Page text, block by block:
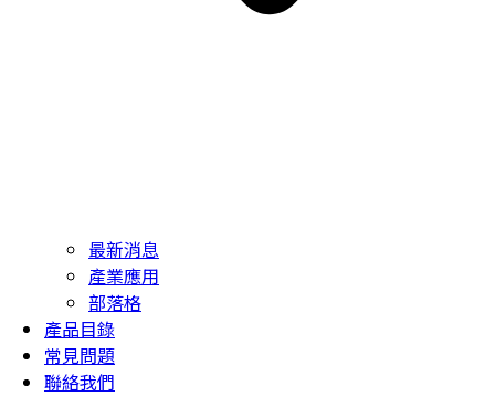
最新消息
產業應用
部落格
產品目錄
常見問題
聯絡我們